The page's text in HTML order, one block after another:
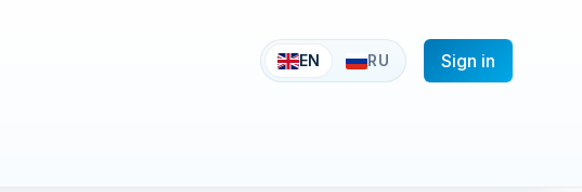
EN RU Sign in